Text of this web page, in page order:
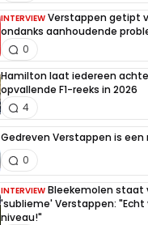
INTERVIEW Verstappen getipt
ondanks aanhoudende
0
Hamilton laat iedereen
opvallende F1-reeks in 2026
4
Gedreven Verstappen is een
0
INTERVIEW Bleekemolen staat
'sublieme' Verstappen: "Echt
niveau!"